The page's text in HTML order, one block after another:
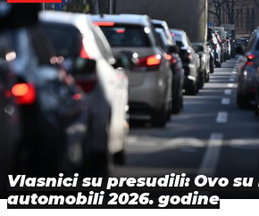
Vlasnici su presudili: Ovo
automobili 2026. godine